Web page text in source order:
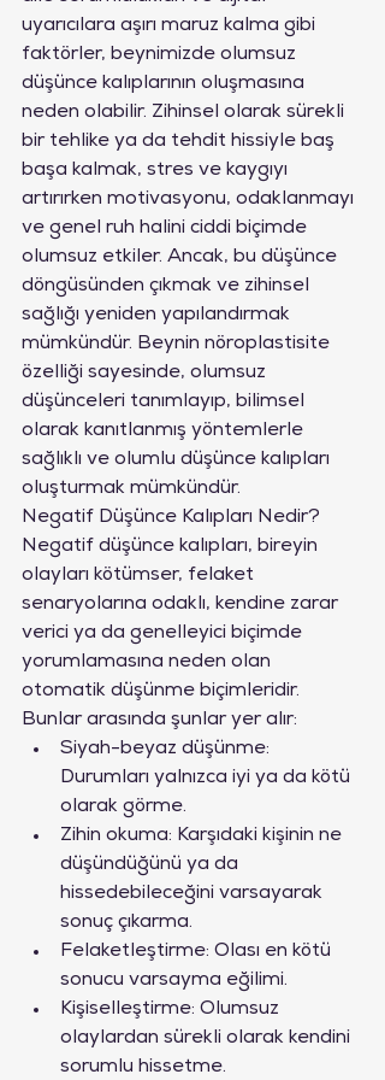
uyarıcılara aşırı maruz kalma gibi
faktörler, beynimizde olumsuz
düşünce kalıplarının oluşmasına
neden olabilir. Zihinsel olarak sürekli
bir tehlike ya da tehdit hissiyle baş
başa kalmak, stres ve kaygıyı
artırırken motivasyonu, odaklanmayı
ve genel ruh halini ciddi biçimde
olumsuz etkiler. Ancak, bu düşünce
döngüsünden çıkmak ve zihinsel
sağlığı yeniden yapılandırmak
mümkündür. Beynin nöroplastisite
özelliği sayesinde, olumsuz
düşünceleri tanımlayıp, bilimsel
olarak kanıtlanmış yöntemlerle
sağlıklı ve olumlu düşünce kalıpları
oluşturmak mümkündür.
Negatif Düşünce Kalıpları Nedir?
Negatif düşünce kalıpları, bireyin
olayları kötümser, felaket
senaryolarına odaklı, kendine zarar
verici ya da genelleyici biçimde
yorumlamasına neden olan
otomatik düşünme biçimleridir.
Bunlar arasında şunlar yer alır:
Siyah-beyaz düşünme:
Durumları yalnızca iyi ya da kötü
olarak görme.
Zihin okuma: Karşıdaki kişinin ne
düşündüğünü ya da
hissedebileceğini varsayarak
sonuç çıkarma.
Felaketleştirme: Olası en kötü
sonucu varsayma eğilimi.
Kişiselleştirme: Olumsuz
olaylardan sürekli olarak kendini
sorumlu hissetme.